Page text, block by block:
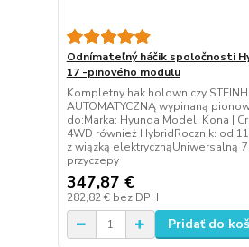
Odnímateľný háčik spoločnosti
17 -pinového modulu
Kompletny hak holowniczy
AUTOMATYCZNĄ wypinaną
do:Marka: HyundaiModel: Kona |
4WD również HybridRocznik: od
z wiązką elektrycznąUniwersalną 7
przyczepy
347,87 €
282,82 € bez DPH
Pridať do